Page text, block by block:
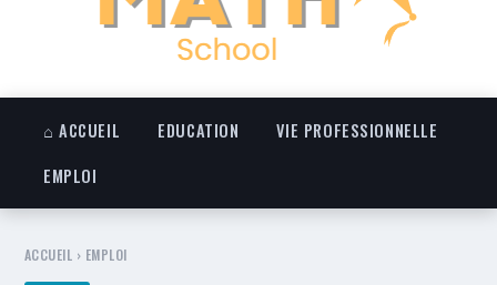
⌂ ACCUEIL EDUCATION
VIE PROFESSIONNELLE
EMPLOI
ACCUEIL › EMPLOI